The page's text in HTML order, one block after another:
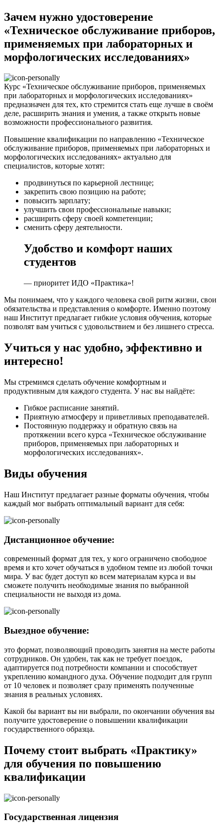
Зачем нужно удостоверение
«Техническое обслуживание приборов,
применяемых при лабораторных и
морфологических исследованиях»
Курс «Техническое обслуживание приборов, применяемых
при лабораторных и морфологических исследованиях»
предназначен для тех, кто стремится стать еще лучше в своём
деле, расширить знания и умения, а также открыть новые
возможности профессионального развития.
Повышение квалификации по направлению «Техническое
обслуживание приборов, применяемых при лабораторных и
морфологических исследованиях» актуально для
специалистов, которые хотят:
продвинуться по карьерной лестнице;
закрепить свою позицию на работе;
повысить зарплату;
улучшить свои профессиональные навыки;
расширить сферу своей компетенции;
сменить сферу деятельности.
Удобство и комфорт наших
студентов
— приоритет ИДО «Практика»!
Мы понимаем, что у каждого человека свой ритм жизни, свои
обязательства и представления о комфорте. Именно поэтому
наш Институт предлагает гибкие условия обучения, которые
позволят вам учиться с удовольствием и без лишнего стресса.
Учиться у нас удобно, эффективно и
интересно!
Мы стремимся сделать обучение комфортным и
продуктивным для каждого студента. У нас вы найдёте:
Гибкое расписание занятий.
Приятную атмосферу и приветливых преподавателей.
Постоянную поддержку и обратную связь на
протяжении всего курса «Техническое обслуживание
приборов, применяемых при лабораторных и
морфологических исследованиях».
Виды обучения
Наш Институт предлагает разные форматы обучения, чтобы
каждый мог выбрать оптимальный вариант для себя:
Дистанционное обучение:
современный формат для тех, у кого ограничено свободное
время и кто хочет обучаться в удобном темпе из любой точки
мира. У вас будет доступ ко всем материалам курса и вы
сможете получить необходимые знания по выбранной
специальности не выходя из дома.
Выездное обучение:
это формат, позволяющий проводить занятия на месте работы
сотрудников. Он удобен, так как не требует поездок,
адаптируется под потребности компании и способствует
укреплению командного духа. Обучение подходит для групп
от 10 человек и позволяет сразу применять полученные
знания в реальных условиях.
Какой бы вариант вы ни выбрали, по окончании обучения вы
получите удостоверение о повышении квалификации
государственного образца.
Почему стоит выбрать «Практику»
для обучения по повышению
квалификации
Государственная лицензия